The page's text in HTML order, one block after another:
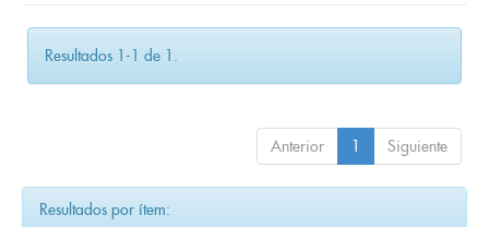
Resultados 1-1 de 1.
Anterior 1 Siguiente
Resultados por ítem: